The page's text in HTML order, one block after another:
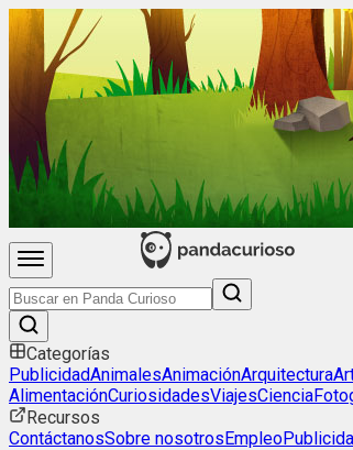
Categorías
PublicidadAnimalesAnimaciónArquitectura
AlimentaciónCuriosidadesViajesCiencia
Recursos
ContáctanosSobre nosotrosEmpleo